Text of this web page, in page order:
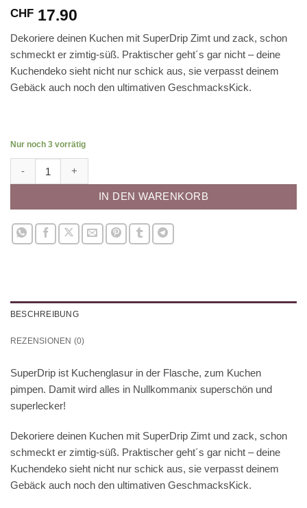
CHF 17.90
Dekoriere deinen Kuchen mit SuperDrip Zimt und zack, schon
schmeckt er zimtig-süß. Praktischer geht´s gar nicht – deine
Kuchendeko sieht nicht nur schick aus, sie verpasst deinem
Gebäck auch noch den ultimativen GeschmacksKick.
Nur noch 3 vorrätig
IN DEN WARENKORB
BESCHREIBUNG
REZENSIONEN (0)
SuperDrip ist Kuchenglasur in der Flasche, zum Kuchen
pimpen. Damit wird alles in Nullkommanix superschön und
superlecker!
Dekoriere deinen Kuchen mit SuperDrip Zimt und zack, schon
schmeckt er zimtig-süß. Praktischer geht´s gar nicht – deine
Kuchendeko sieht nicht nur schick aus, sie verpasst deinem
Gebäck auch noch den ultimativen GeschmacksKick.